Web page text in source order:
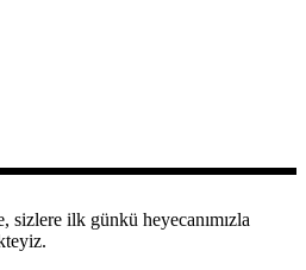
sizlere ilk günkü heyecanımızla